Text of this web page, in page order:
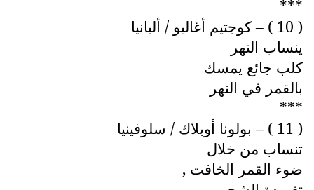
***
( 10 ) – كوجتيم أغاليو / ألبانيا
ينساب النهر
كلب جائع يمسك
بالقمر في النهر
***
( 11 ) – بولونا أوبلاك / سلوفينيا
تنساب من خلال
ضوء القمر الخافت ,